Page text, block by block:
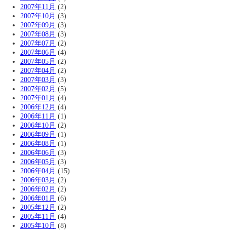
2007年11月 (2)
2007年10月 (3)
2007年09月 (3)
2007年08月 (3)
2007年07月 (2)
2007年06月 (4)
2007年05月 (2)
2007年04月 (2)
2007年03月 (3)
2007年02月 (5)
2007年01月 (4)
2006年12月 (4)
2006年11月 (1)
2006年10月 (2)
2006年09月 (1)
2006年08月 (1)
2006年06月 (3)
2006年05月 (3)
2006年04月 (15)
2006年03月 (2)
2006年02月 (2)
2006年01月 (6)
2005年12月 (2)
2005年11月 (4)
2005年10月 (8)